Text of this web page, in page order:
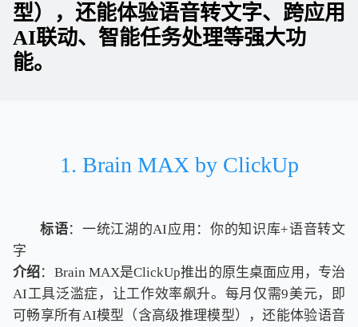
型），还能体验语音转文字、跨应用
AI联动、智能任务处理等强大功
能。
1. Brain MAX by ClickUp
标语：一统江湖的AI应用：你的知识库+语音转文
字
介绍：Brain MAX是ClickUp推出的原生桌面应用，专治
AI工具泛滥症，让工作效率飙升。每月仅需9美元，即
可畅享所有AI模型（含高级推理模型），还能体验语音